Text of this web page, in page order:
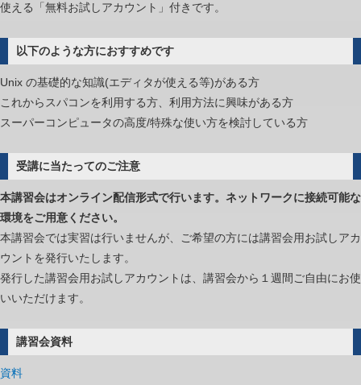
は
使える「無料お試しアカウント」付きです。
以下のような方におすすめです
Unix の基礎的な知識(エディタが使える等)がある方
これからスパコンを利用する方、利用方法に興味がある方
スーパーコンピュータの高度/特殊な使い方を検討している方
受講に当たってのご注意
本講習会はオンライン配信形式で行います。ネットワークに接続可能な
環境をご用意ください。
本講習会では実習は行いませんが、ご希望の方には講習会用お試しアカ
ウントを発行いたします。
発行した講習会用お試しアカウントは、講習会から１週間ご自由にお使
いいただけます。
講習会資料
資料